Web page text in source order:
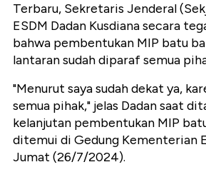
Terbaru, Sekretaris Jenderal
ESDM Dadan Kusdiana secara
bahwa pembentukan MIP batu
lantaran sudah diparaf semua
"Menurut saya sudah dekat ya,
semua pihak," jelas Dadan saat
kelanjutan pembentukan MIP
ditemui di Gedung Kementerian
Jumat (26/7/2024).